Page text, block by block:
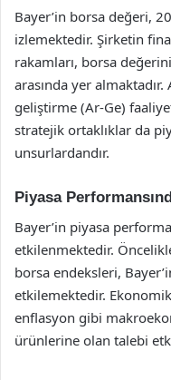
Bayer’in borsa değeri,
izlemektedir. Şirketin
rakamları, borsa
arasında yer almaktadır.
geliştirme (Ar-Ge)
stratejik ortaklıklar da
unsurlardandır.
Piyasa
Bayer’in piyasa
etkilenmektedir.
borsa endeksleri,
etkilemektedir.
enflasyon gibi
ürünlerine olan talebi